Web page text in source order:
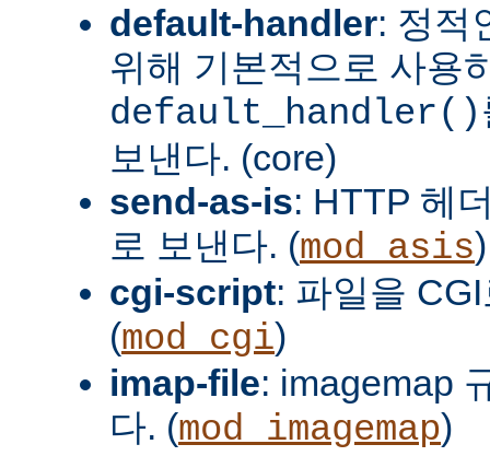
default-handler: 정적
위해 기본적으로 사용
default_handler()
보낸다. (core)
send-as-is: HTTP 헤
로 보낸다. (mod_asis)
cgi-script: 파일을
(mod_cgi)
imap-file: imagemap
다. (mod_imagemap)